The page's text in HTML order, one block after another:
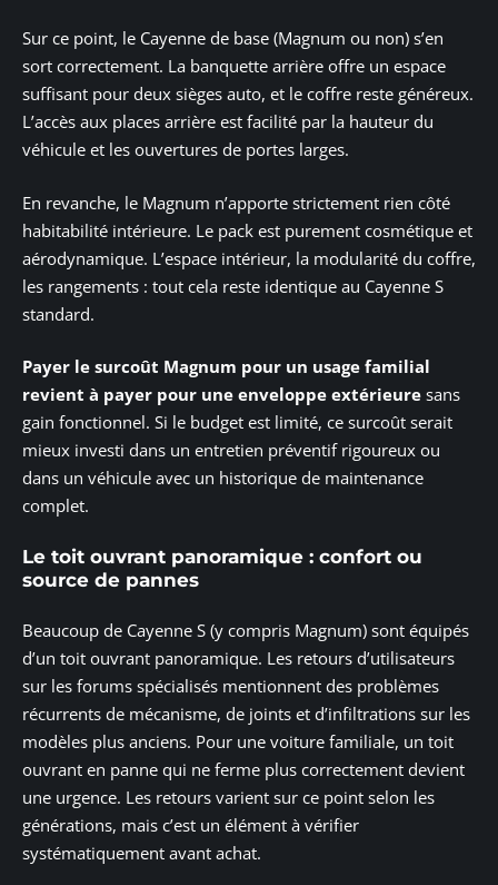
Sur ce point, le Cayenne de base (Magnum ou non) s’en
sort correctement. La banquette arrière offre un espace
suffisant pour deux sièges auto, et le coffre reste généreux.
L’accès aux places arrière est facilité par la hauteur du
véhicule et les ouvertures de portes larges.
En revanche, le Magnum n’apporte strictement rien côté
habitabilité intérieure. Le pack est purement cosmétique et
aérodynamique. L’espace intérieur, la modularité du coffre,
les rangements : tout cela reste identique au Cayenne S
standard.
Payer le surcoût Magnum pour un usage familial
revient à payer pour une enveloppe extérieure sans
gain fonctionnel. Si le budget est limité, ce surcoût serait
mieux investi dans un entretien préventif rigoureux ou
dans un véhicule avec un historique de maintenance
complet.
Le toit ouvrant panoramique : confort ou
source de pannes
Beaucoup de Cayenne S (y compris Magnum) sont équipés
d’un toit ouvrant panoramique. Les retours d’utilisateurs
sur les forums spécialisés mentionnent des problèmes
récurrents de mécanisme, de joints et d’infiltrations sur les
modèles plus anciens. Pour une voiture familiale, un toit
ouvrant en panne qui ne ferme plus correctement devient
une urgence. Les retours varient sur ce point selon les
générations, mais c’est un élément à vérifier
systématiquement avant achat.